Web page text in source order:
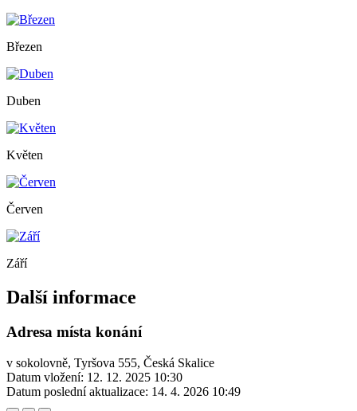
Březen
Duben
Květen
Červen
Září
Další informace
Adresa místa konání
v sokolovně, Tyršova 555, Česká Skalice
Datum vložení: 12. 12. 2025 10:30
Datum poslední aktualizace: 14. 4. 2026 10:49